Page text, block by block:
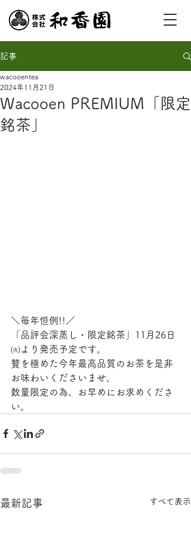
記事
Wacooen PREMIUM「限定
銘茶」
wacooentea
2024年11月21日
＼毎年恒例!!／
「品評会深蒸し・限定銘茶」11月26日
㈫より発売予定です。
贅を極めた今年最高品質のお茶を是非
お味わいくださいませ。
数量限定の為、お早めにお求めくださ
い。
最新記事 すべて表示